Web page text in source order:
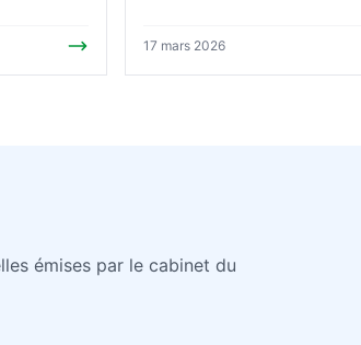
17 mars 2026
émises par le cabinet du